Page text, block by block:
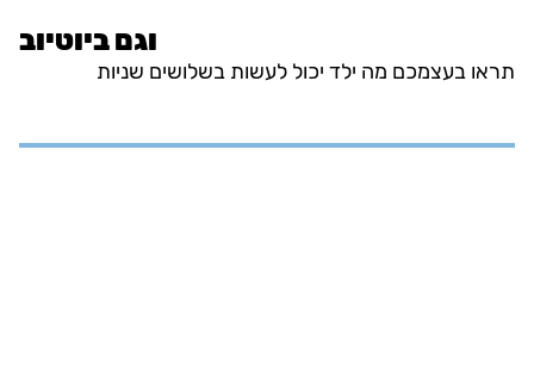
וגם ביוטיוב
תראו בעצמכם מה ילד יכול לעשות בשלושים שניות